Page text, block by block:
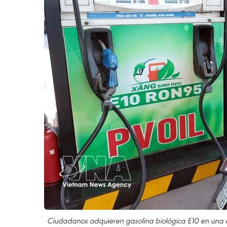
Ciudadanos adquieren gasolina biológica E10 en